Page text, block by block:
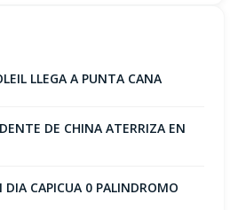
LLEGA A PUNTA CANA
DE CHINA ATERRIZA EN
CAPICUA 0 PALINDROMO